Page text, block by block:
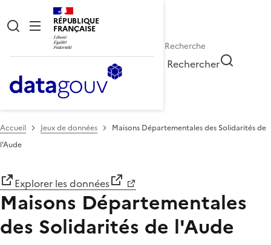
RÉPUBLIQUE
FRANÇAISE
Rechercher
Accueil Jeux de données
Maisons Départementales des Solidarités de
l'Aude
Explorer les données
Maisons Départementales
des Solidarités de l'Aude